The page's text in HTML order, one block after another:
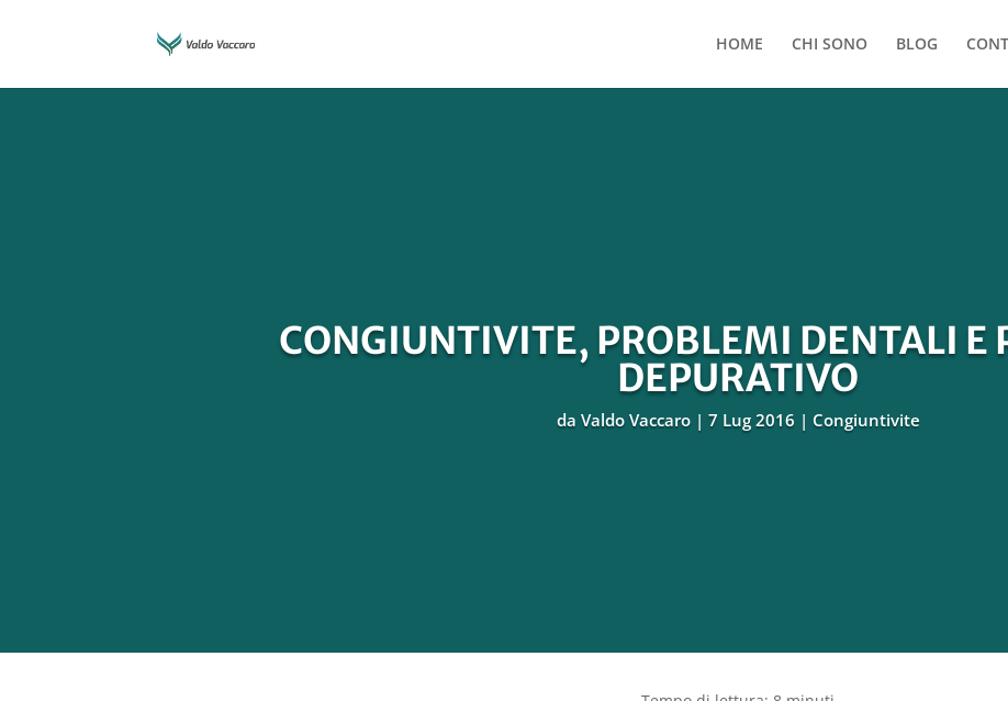
HOME CHI SONO BLOG
CONGIUNTIVITE, PROBLEMI DENTALI E
DEPURATIVO
da Valdo Vaccaro 7 Lug 2016 Congiuntivite